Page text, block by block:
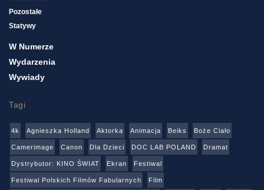
Pozostałe
Statywy
W Numerze
Wydarzenia
Wywiady
Tagi
4k Agnieszka Holland Aktorka Animacja Beiks Boże Ciało
Camerimage Canon Dla Dzieci DOC LAB POLAND Dramat
Dystrybutor: KINO ŚWIAT Ekran Festiwal
Festiwal Polskich Filmów Fabularnych Film